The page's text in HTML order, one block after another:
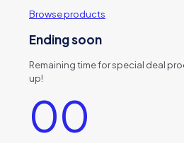
Browse products
Ending soon
Remaining time for special deal
up!
00